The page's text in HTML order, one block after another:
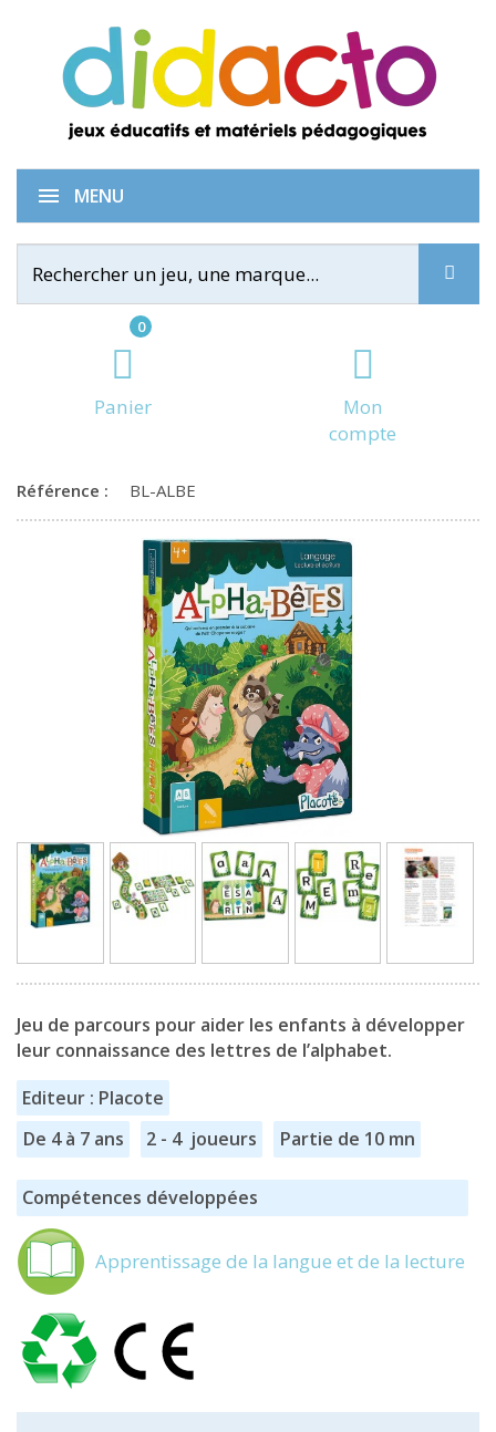
0
Panier
Mon
compte
MENU
Alpha-bêtes
Référence : BL-ALBE
Jeu de parcours pour aider les enfants à développer
leur connaissance des lettres de l’alphabet.
Editeur : Placote
De 4 à 7 ans
2 - 4 joueurs Partie de 10 mn
Compétences développées
Apprentissage de la langue et de la lecture